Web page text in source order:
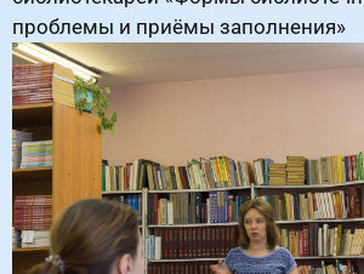
проблемы и приёмы заполнения»